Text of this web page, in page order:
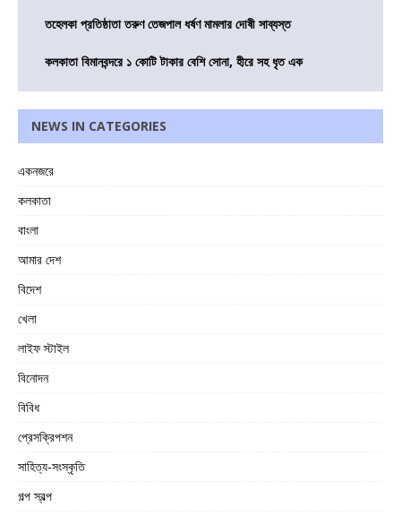
তহেলকা প্রতিষ্ঠাতা তরুণ তেজপাল ধর্ষণ মামলার দোষী সাব্যস্ত
কলকাতা বিমানবন্দরে ১ কোটি টাকার বেশি সোনা, হীরে সহ ধৃত এক
NEWS IN CATEGORIES
একনজরে
কলকাতা
বাংলা
আমার দেশ
বিদেশ
খেলা
লাইফ স্টাইল
বিনোদন
বিবিধ
প্রেসক্রিপশন
সাহিত্য-সংস্কৃতি
গল্প স্বল্প